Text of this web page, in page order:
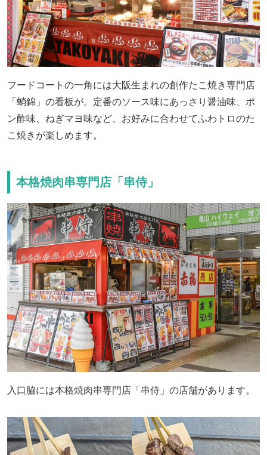
フードコートの一角には大阪生まれの創作たこ焼き専門店
「蛸錦」の看板が。定番のソース味にあっさり醤油味、ポ
ン酢味、ねぎマヨ味など、お好みに合わせてふわトロのた
こ焼きが楽しめます。
本格焼肉串専門店「串侍」
入口脇には本格焼肉串専門店「串侍」の店舗があります。